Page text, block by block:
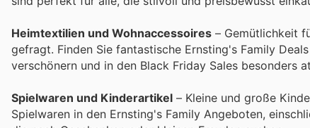
Heimtextilien und Wohnaccessoires – Gemütlichkeit
gefragt. Finden Sie fantastische Ernsting's Family
verschönern und in den Black Friday Sales besonders
Spielwaren und Kinderartikel – Kleine und große
Spielwaren in den Ernsting's Family Angeboten,